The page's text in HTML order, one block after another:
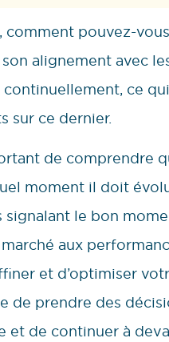
comment pouvez-
alignement avec
continuellement, ce
sur ce dernier.
de comprendre
moment il doit
signalant le bon
aux
et d’optimiser
de prendre des
et de continuer à